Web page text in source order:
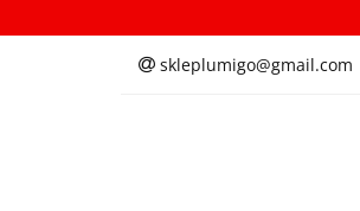
skleplumigo@gmail.com